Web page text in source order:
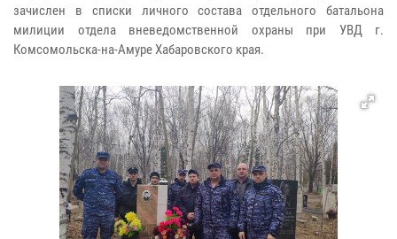
зачислен в списки личного состава отдельного батальона
милиции отдела вневедомственной охраны при УВД г.
Комсомольска-на-Амуре Хабаровского края.